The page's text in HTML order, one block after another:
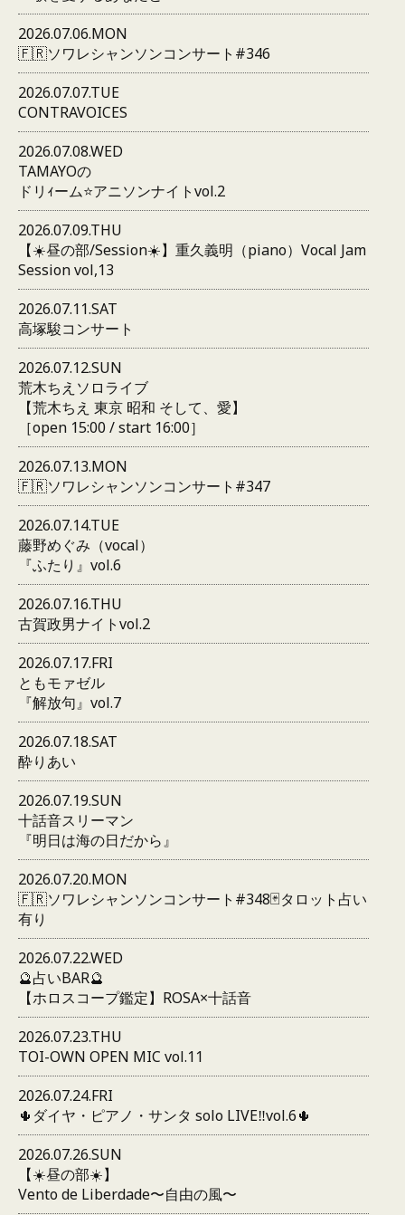
2026.07.06.MON
🇫🇷ソワレシャンソンコンサート#346
2026.07.07.TUE
CONTRAVOICES
2026.07.08.WED
TAMAYOの
ドリｨーム⭐️アニソンナイトvol.2
2026.07.09.THU
【☀️昼の部/Session☀️】重久義明（piano）Vocal Jam
Session vol,13
2026.07.11.SAT
高塚駿コンサート
2026.07.12.SUN
荒木ちえソロライブ
【荒木ちえ 東京 昭和 そして、愛】
［open 15:00 / start 16:00］
2026.07.13.MON
🇫🇷ソワレシャンソンコンサート#347
2026.07.14.TUE
藤野めぐみ（vocal）
『ふたり』vol.6
2026.07.16.THU
古賀政男ナイトvol.2
2026.07.17.FRI
ともモァゼル
『解放句』vol.7
2026.07.18.SAT
酔りあい
2026.07.19.SUN
十話音スリーマン
『明日は海の日だから』
2026.07.20.MON
🇫🇷ソワレシャンソンコンサート#348🃏タロット占い
有り
2026.07.22.WED
🔮占いBAR🔮
【ホロスコープ鑑定】ROSA×十話音
2026.07.23.THU
TOI-OWN OPEN MIC vol.11
2026.07.24.FRI
🌵ダイヤ・ピアノ・サンタ solo LIVE‼️vol.6🌵
2026.07.26.SUN
【☀️昼の部☀️】
Vento de Liberdade〜自由の風〜